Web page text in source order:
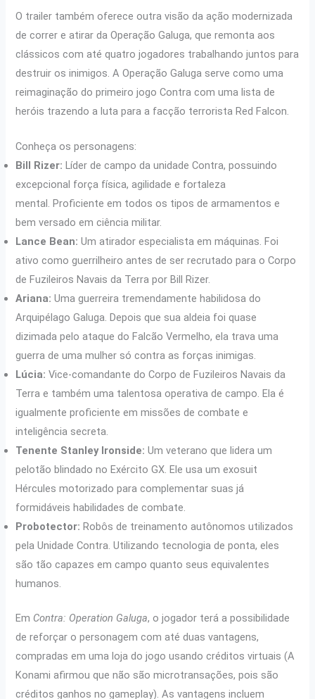
O trailer também oferece outra visão da ação modernizada
de correr e atirar da Operação Galuga, que remonta aos
clássicos com até quatro jogadores trabalhando juntos para
destruir os inimigos. A Operação Galuga serve como uma
reimaginação do primeiro jogo Contra com uma lista de
heróis trazendo a luta para a facção terrorista Red Falcon.
Conheça os personagens:
Bill Rizer: Líder de campo da unidade Contra, possuindo
excepcional força física, agilidade e fortaleza
mental. Proficiente em todos os tipos de armamentos e
bem versado em ciência militar.
Lance Bean: Um atirador especialista em máquinas. Foi
ativo como guerrilheiro antes de ser recrutado para o Corpo
de Fuzileiros Navais da Terra por Bill Rizer.
Ariana: Uma guerreira tremendamente habilidosa do
Arquipélago Galuga. Depois que sua aldeia foi quase
dizimada pelo ataque do Falcão Vermelho, ela trava uma
guerra de uma mulher só contra as forças inimigas.
Lúcia: Vice-comandante do Corpo de Fuzileiros Navais da
Terra e também uma talentosa operativa de campo. Ela é
igualmente proficiente em missões de combate e
inteligência secreta.
Tenente Stanley Ironside: Um veterano que lidera um
pelotão blindado no Exército GX. Ele usa um exosuit
Hércules motorizado para complementar suas já
formidáveis ​​​​habilidades de combate.
Probotector: Robôs de treinamento autônomos utilizados
pela Unidade Contra. Utilizando tecnologia de ponta, eles
são tão capazes em campo quanto seus equivalentes
humanos.
Em Contra: Operation Galuga, o jogador terá a possibilidade
de reforçar o personagem com até duas vantagens,
compradas em uma loja do jogo usando créditos virtuais (A
Konami afirmou que não são microtransações, pois são
créditos ganhos no gameplay). As vantagens incluem